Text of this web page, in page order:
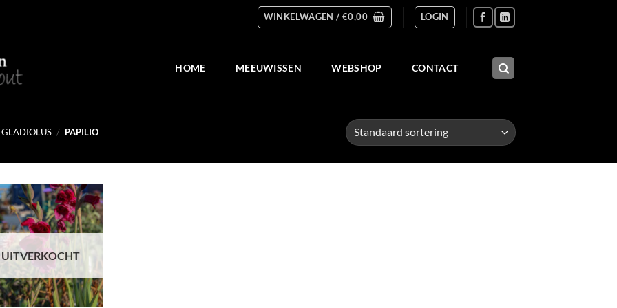
WINKELWAGEN / €0,00 LOGIN
HOME MEEUWISSEN WEBSHOP CONTACT
GLADIOLUS / PAPILIO
Toevoegen
aan
UITVERKOCHT